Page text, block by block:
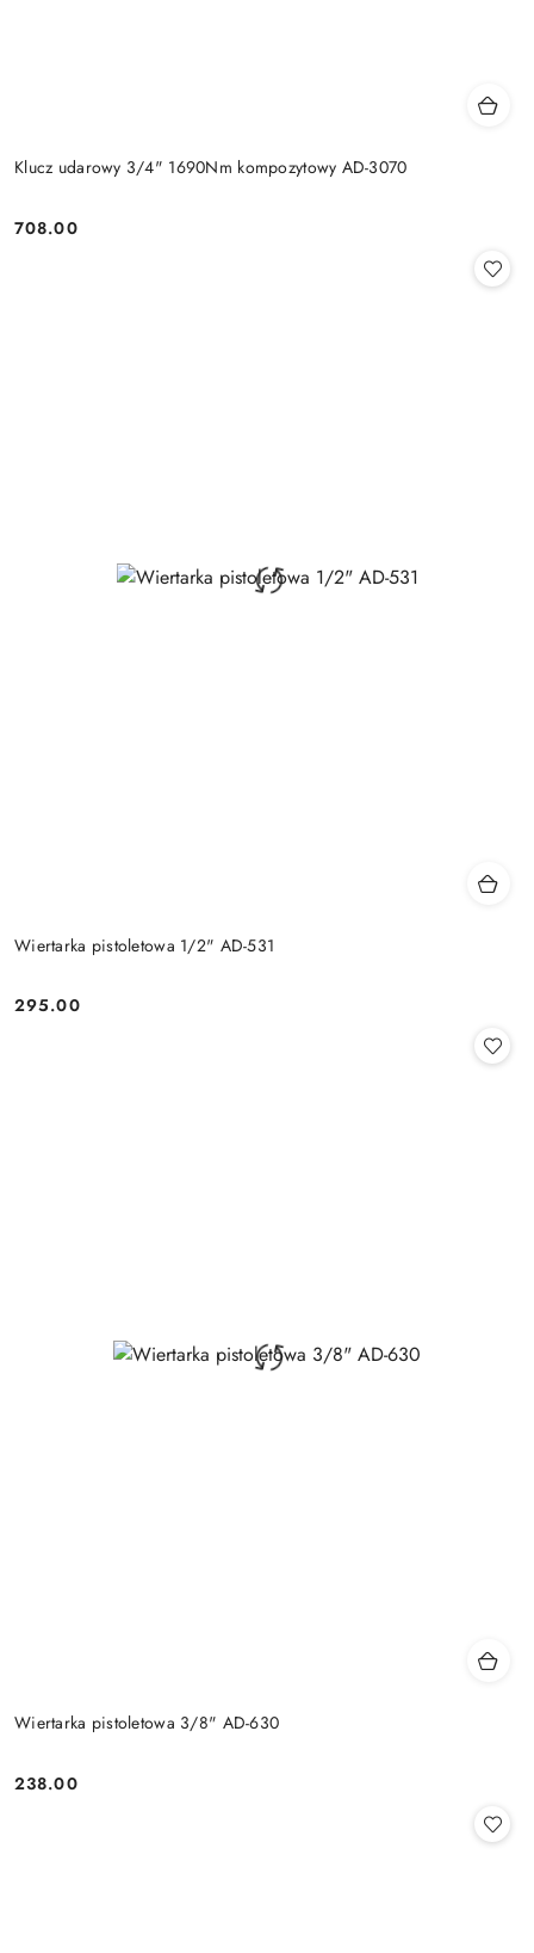
Klucz udarowy 3/4" 1690Nm kompozytowy AD-3070
Cena:
708.00
Wiertarka pistoletowa 1/2" AD-531
Cena:
295.00
Wiertarka pistoletowa 3/8" AD-630
Cena:
238.00